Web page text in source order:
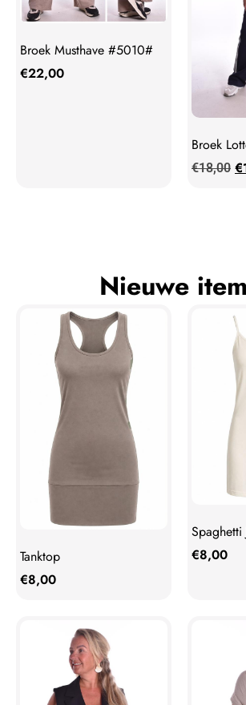
Broek Musthave #5010#
€22,00
Broek
€18,00 €
Nieuwe
Tanktop
€8,00
Spaghetti
€8,00